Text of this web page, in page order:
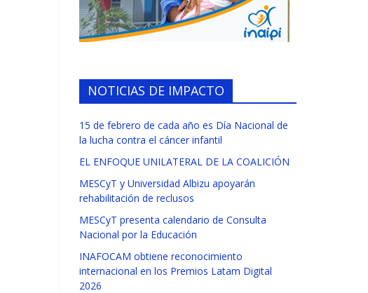
NOTICIAS DE IMPACTO
15 de febrero de cada año es Día Nacional de
la lucha contra el cáncer infantil
EL ENFOQUE UNILATERAL DE LA COALICIÓN
MESCyT y Universidad Albizu apoyarán
rehabilitación de reclusos
MESCyT presenta calendario de Consulta
Nacional por la Educación
INAFOCAM obtiene reconocimiento
internacional en los Premios Latam Digital
2026